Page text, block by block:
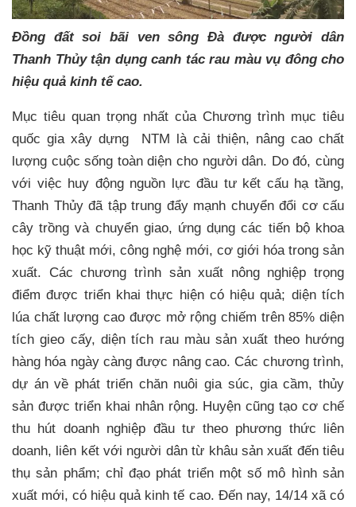
Đồng đất soi bãi ven sông Đà được người dân
Thanh Thủy tận dụng canh tác rau màu vụ đông cho
hiệu quả kinh tế cao.
Mục tiêu quan trọng nhất của Chương trình mục tiêu
quốc gia xây dựng NTM là cải thiện, nâng cao chất
lượng cuộc sống toàn diện cho người dân. Do đó, cùng
với việc huy động nguồn lực đầu tư kết cấu hạ tầng,
Thanh Thủy đã tập trung đẩy mạnh chuyển đổi cơ cấu
cây trồng và chuyển giao, ứng dụng các tiến bộ khoa
học kỹ thuật mới, công nghệ mới, cơ giới hóa trong sản
xuất. Các chương trình sản xuất nông nghiệp trọng
điểm được triển khai thực hiện có hiệu quả; diện tích
lúa chất lượng cao được mở rộng chiếm trên 85% diện
tích gieo cấy, diện tích rau màu sản xuất theo hướng
hàng hóa ngày càng được nâng cao. Các chương trình,
dự án về phát triển chăn nuôi gia súc, gia cầm, thủy
sản được triển khai nhân rộng. Huyện cũng tạo cơ chế
thu hút doanh nghiệp đầu tư theo phương thức liên
doanh, liên kết với người dân từ khâu sản xuất đến tiêu
thụ sản phẩm; chỉ đạo phát triển một số mô hình sản
xuất mới, có hiệu quả kinh tế cao. Đến nay, 14/14 xã có